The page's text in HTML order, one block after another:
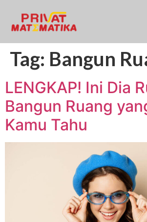
Tag: Bangun
LENGKAP! Ini Dia
Bangun Ruang
Kamu Tahu